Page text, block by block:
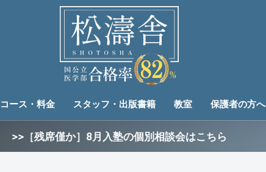
コース・料金 スタッフ・出版書籍 教室 保護者の方へ
>>［残席僅か］8月入塾の個別相談会はこちら